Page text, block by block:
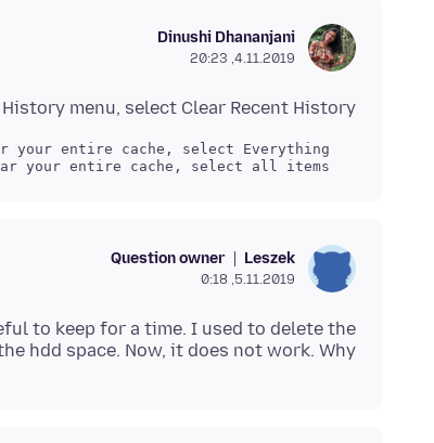
Dinushi Dhananjani
4.11.2019, 20:23
menu, select Clear Recent History. ...
Leszek
Question owner
5.11.2019, 0:18
to keep for a time. I used to delete the
hdd space. Now, it does not work. Why?